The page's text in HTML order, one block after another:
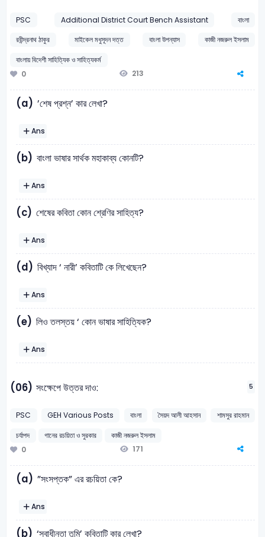
PSC Additional District Court Bench Assistant
বাংলা
রবীন্দ্রনাথ ঠাকুর
মাইকেল মধুসূদন দত্ত বাংলা উপন্যাস
কাজী নজরুল ইসলাম
বাংলায় বিদেশী সাহিত্যিক ও সাহিত্যকর্ম
0
213
(a) ’শেষ প্রশ্ন’ কার লেখা?
Ans
(b) বাংলা ভাষার সার্থক মহাকাব্য কোনটি?
Ans
(c) শেষের কবিতা কোন শ্রেণির সাহিত্য?
Ans
(d) বিখ্যাদ ‘ নারী’ কবিতাটি কে লিখেছেন?
Ans
(e) লিও তলস্তয় ‘ কোন ভাষার সাহিত্যিক?
Ans
(06) সংক্ষেপে উত্তর দাও: 5
PSC GEH Various Posts বাংলা সৈয়দ আলী আহসান
শামসুর রাহমান
চর্যাপদ
গানের রচয়িতা ও সুরকার
কাজী নজরুল ইসলাম
0
171
(a) ”সংসপ্তক” এর রচয়িতা কে?
Ans
(b) ‘স্বাধীনতা তুমি’ কবিতাটি কার লেখা?